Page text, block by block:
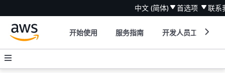
中文 (简体) 首选项 联系
开始使用 服务指南 开发人员工具